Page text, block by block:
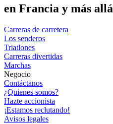
en Francia y más allá
Carreras de carretera
Los senderos
Triatlones
Carreras divertidas
Marchas
Negocio
Contáctanos
¿Quienes somos?
Hazte accionista
¡Estamos reclutando!
Avisos legales